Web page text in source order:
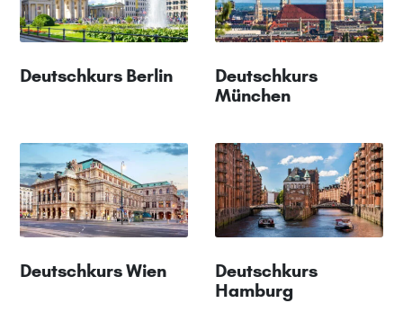
Deutschkurs Berlin
Deutschkurs
München
Deutschkurs Wien
Deutschkurs
Hamburg